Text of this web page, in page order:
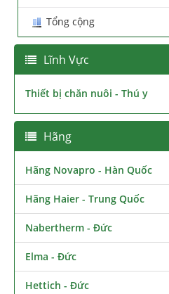
Tổng cộng
Lĩnh Vực
Thiết bị chăn nuôi - Thú y
Hãng
Hãng Novapro - Hàn Quốc
Hãng Haier - Trung Quốc
Nabertherm - Đức
Elma - Đức
Hettich - Đức